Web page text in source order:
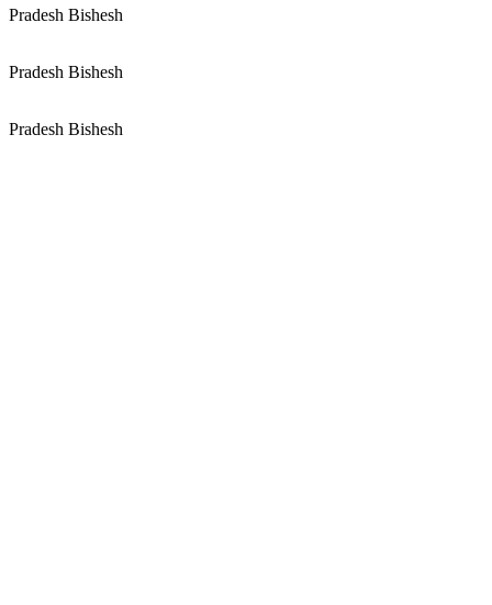
Pradesh Bishesh
Pradesh Bishesh
Pradesh Bishesh